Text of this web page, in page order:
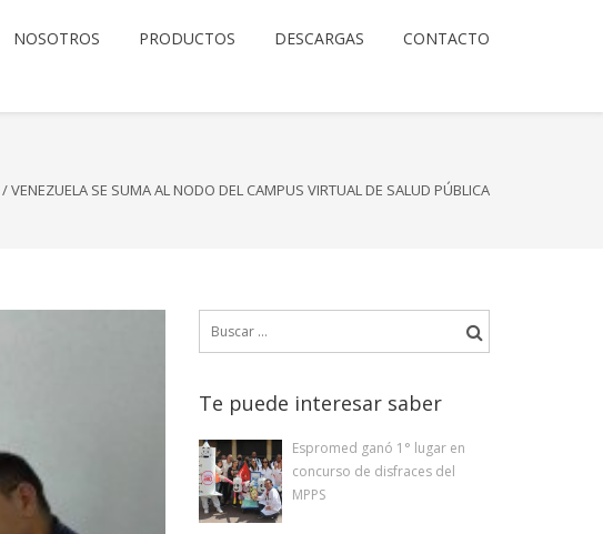
NOSOTROS PRODUCTOS DESCARGAS CONTACTO
/VENEZUELA SE SUMA AL NODO DEL CAMPUS VIRTUAL DE SALUD PÚBLICA
Te puede interesar saber
Espromed ganó 1° lugar en
concurso de disfraces del
MPPS